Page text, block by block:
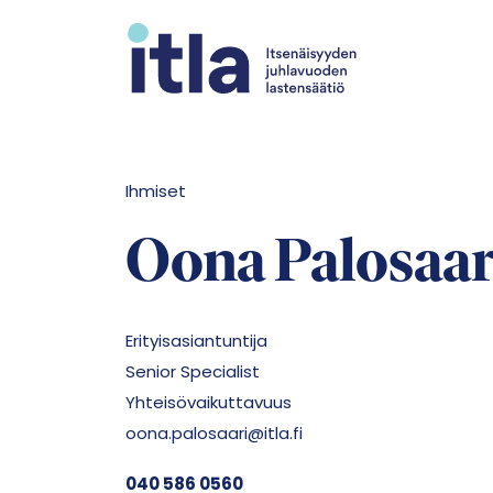
Ihmiset
Oona
Erityisasiantuntija
Senior Specialist
Yhteisövaikuttavuus
oona.palosaari@itla.fi
040 586 0560